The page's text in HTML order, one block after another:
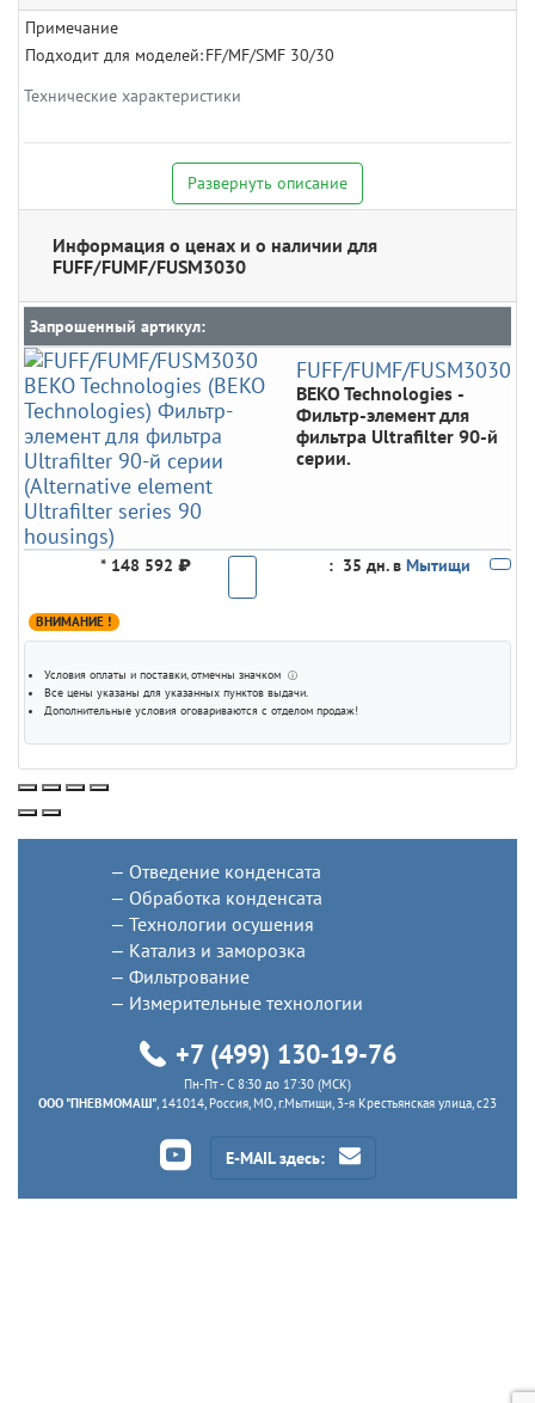
Технические характеристики
Примечание
Подходит для моделей:FF/MF/SMF 30/30
Развернуть описание
Информация о ценах и о наличии для
FUFF/FUMF/FUSM3030
Запрошенный артикул:
FUFF/FUMF/FUSM3030
BEKO Technologies -
Фильтр-элемент для
фильтра Ultrafilter 90-й
серии.
* 148 592 ₽ : 35 дн. в Мытищи
ВНИМАНИЕ !
Условия оплаты и поставки, отмечны значком ⓘ
Все цены указаны для указанных пунктов выдачи.
Дополнительные условия оговариваются с отделом продаж!
Отведение конденсата
Обработка конденсата
Технологии осушения
Катализ и заморозка
Фильтрование
Измерительные технологии
+7 (499) 130-19-76
Пн-Пт - C 8:30 до 17:30 (МСК)
ООО "ПНЕВМОМАШ", 141014, Россия, МО, г.Мытищи, 3-я Крестьянская улица, с23
E-MAIL здесь: